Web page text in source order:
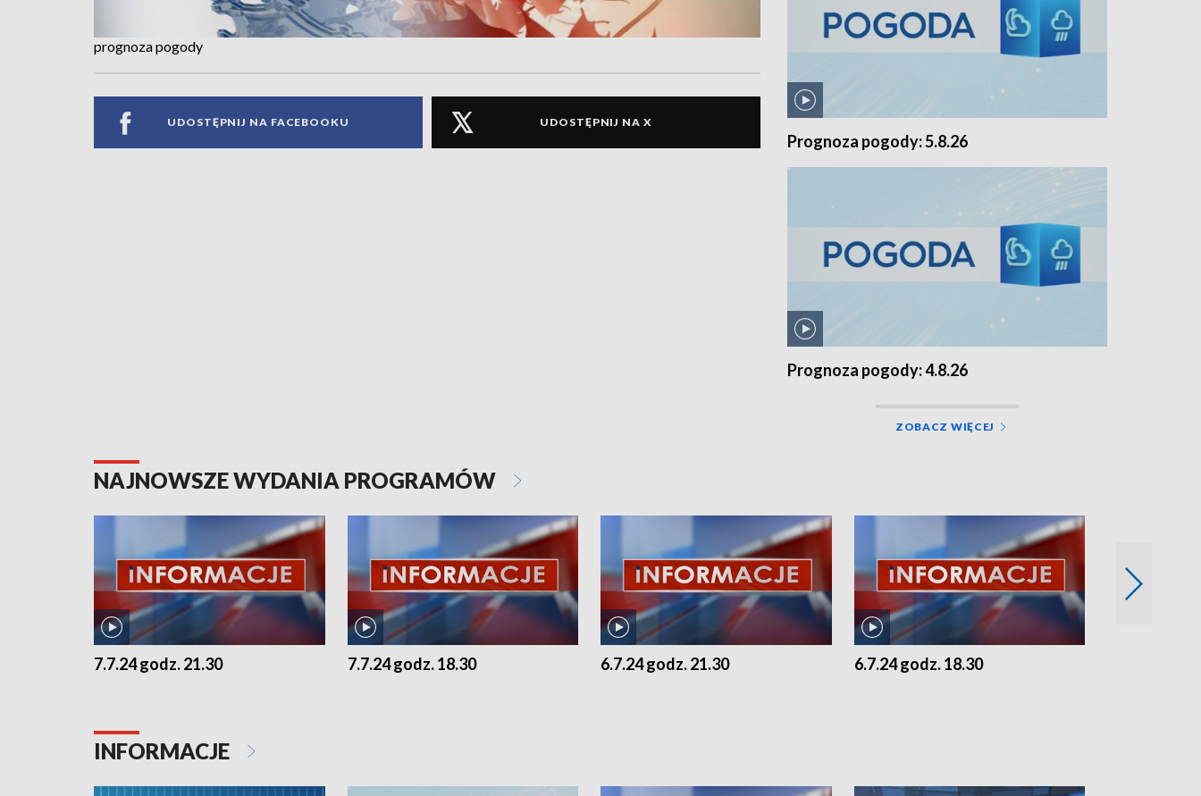
prognoza pogody
UDOSTĘPNIJ NA FACEBOOKU UDOSTĘPNIJ NA X
Prognoza pogody: 5.8.26
Prognoza pogody: 4.8.26
ZOBACZ WIĘCEJ
NAJNOWSZE WYDANIA PROGRAMÓW
7.7.24 godz. 21.30 7.7.24 godz. 18.30 6.7.24 godz. 21.30 6.7.24 godz. 18.30
INFORMACJE